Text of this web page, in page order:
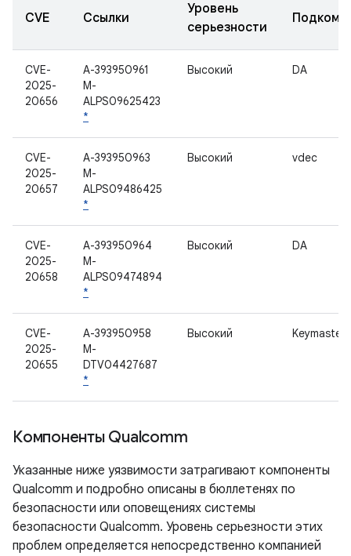
CVE Ссылки
Уровень
серьезности
CVE-
2025-
20656
A-393950961
M-
ALPS09625423
*
Высокий DA
CVE-
2025-
20657
A-393950963
M-
ALPS09486425
*
Высокий vdec
CVE-
2025-
20658
A-393950964
M-
ALPS09474894
*
Высокий DA
CVE-
2025-
20655
A-393950958
M-
DTV04427687
*
Высокий Keymaster
Компоненты Qualcomm
Указанные ниже уязвимости затрагивают компоненты
Qualcomm и подробно описаны в бюллетенях по
безопасности или оповещениях системы
безопасности Qualcomm. Уровень серьезности этих
проблем определяется непосредственно компанией